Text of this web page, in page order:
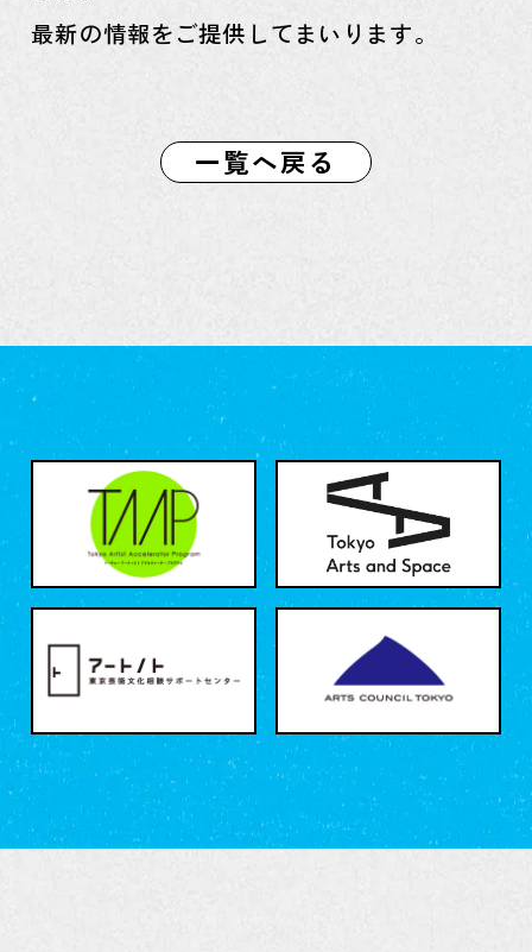
最新の情報をご提供してまいります。
一覧へ戻る